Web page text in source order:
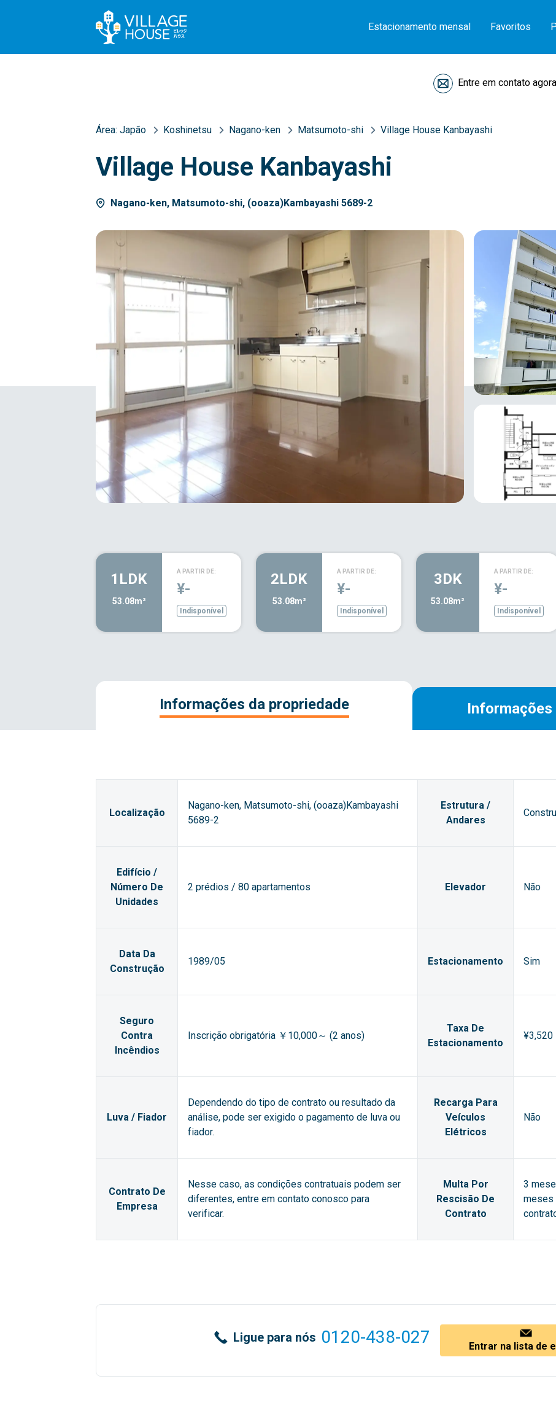
Estacionamento mensal Favoritos
Entre em contato agora
Área: Japão Koshinetsu Nagano-ken Matsumoto-shi Village House Kanbayashi
Village House Kanbayashi
Nagano-ken, Matsumoto-shi, (ooaza)Kambayashi 5689-2
1LDK
53.08m²
A PARTIR DE:
¥-
Indisponível
2LDK
53.08m²
A PARTIR DE:
¥-
Indisponível
3DK
53.08m²
A PARTIR DE:
¥-
Indisponível
Informações da propriedade
Localização
Nagano-ken, Matsumoto-shi, (ooaza)Kambayashi
5689-2
Estrutura /
Andares
Edifício /
Número De
Unidades
2 prédios / 80 apartamentos Elevador Não
Data Da
Construção
1989/05 Estacionamento Sim
Seguro
Contra
Incêndios
Inscrição obrigatória ￥10,000～ (2 anos)
Taxa De
Estacionamento
¥3,520
Luva / Fiador
Dependendo do tipo de contrato ou resultado da
análise, pode ser exigido o pagamento de luva ou
fiador.
Recarga Para
Veículos
Elétricos
Não
Contrato De
Empresa
Nesse caso, as condições contratuais podem ser
diferentes, entre em contato conosco para
verificar.
Multa Por
Rescisão De
Contrato
3
meses
Ligue para nós 0120-438-027 Entrar na lista de